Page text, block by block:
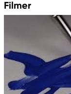
Golden
Royal Talens
Sophialaan 46
7311 PD
+31 (0)55 527
Tillverkare
Filmer